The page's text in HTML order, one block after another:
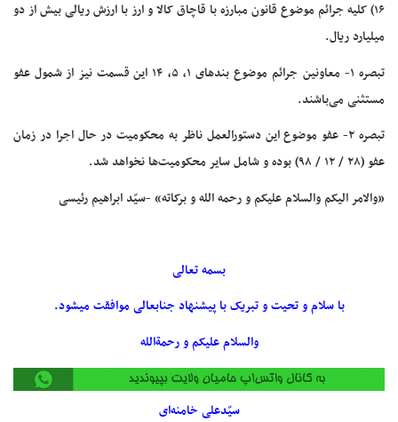
۱۶) کلیه جرائم موضوع قانون مبارزه با قاچاق کالا و ارز با ارزش ریالی بیش از دو
میلیارد ریال.
تبصره ۱- معاونین جرائم موضوع بندهای ۱، ۵، ۱۴ این قسمت نیز از شمول عفو
مستثنی می‌باشند.
تبصره ۲- عفو موضوع این دستورالعمل ناظر به محکومیت در حال اجرا در زمان
عفو (۲۸ / ۱۲ / ۹۸) بوده و شامل سایر محکومیت‌ها نخواهد شد.
«والامر الیکم والسلام علیکم و رحمه الله و برکاته» -سیّد ابراهیم رئیسی
بسمه تعالی
با سلام و تحیت و تبریک با پیشنهاد جنابعالی موافقت میشود.
والسلام علیکم و رحمةالله
سیّدعلی خامنه‌ای